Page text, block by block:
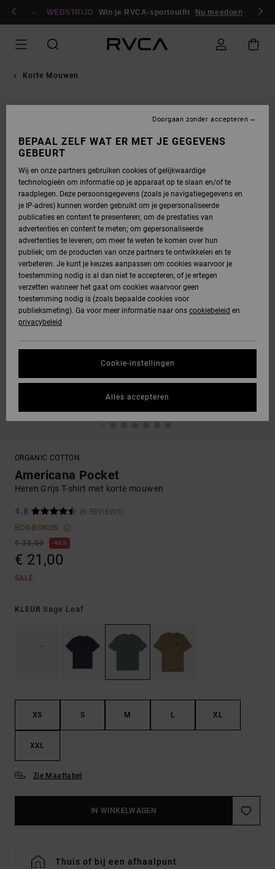
NAAR/ registrerenWEDSTRIJD Win je RVCA-sportoutfit Nu meedoen
Korte Mouwen
ORGANIC COTTON
Americana Pocket
Heren Grijs T-shirt met korte mouwen
4.8
(6 REVIEWS)
ECO-BONUS
€ 35,00
40%
€ 21,00
SALE
KLEUR Sage Leaf
XS S M L XL
XXL
Zie Maattabel
IN WINKELWAGEN
Thuis of bij een afhaalpunt
BEPAAL ZELF WAT ER MET JE GEGEVENS
GEBEURT
Wij en onze partners gebruiken cookies of gelijkwaardige
technologieën om informatie op je apparaat op te slaan en/of te
raadplegen. Deze persoonsgegevens (zoals je navigatiegegevens en
je IP-adres) kunnen worden gebruikt om je gepersonaliseerde
publicaties en content te presenteren; om de prestaties van
advertenties en content te meten; om gepersonaliseerde
advertenties te leveren; om meer te weten te komen over hun
publiek; om de producten van onze partners te ontwikkelen en te
verbeteren. Je kunt je keuzes aanpassen om cookies waarvoor je
toestemming nodig is al dan niet te accepteren, of je ertegen
verzetten wanneer het gaat om cookies waarvoor geen
toestemming nodig is (zoals bepaalde cookies voor
publieksmeting). Ga voor meer informatie naar ons cookiebeleid en
privacybeleid
Cookie-instellingen
Doorgaan zonder accepteren
Alles accepteren